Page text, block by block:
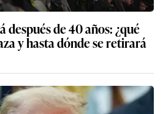
después de 40 años: ¿qué
y hasta dónde se retirará